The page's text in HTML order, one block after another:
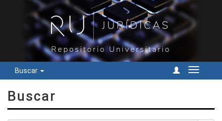
Buscar
Cambiar
Buscar